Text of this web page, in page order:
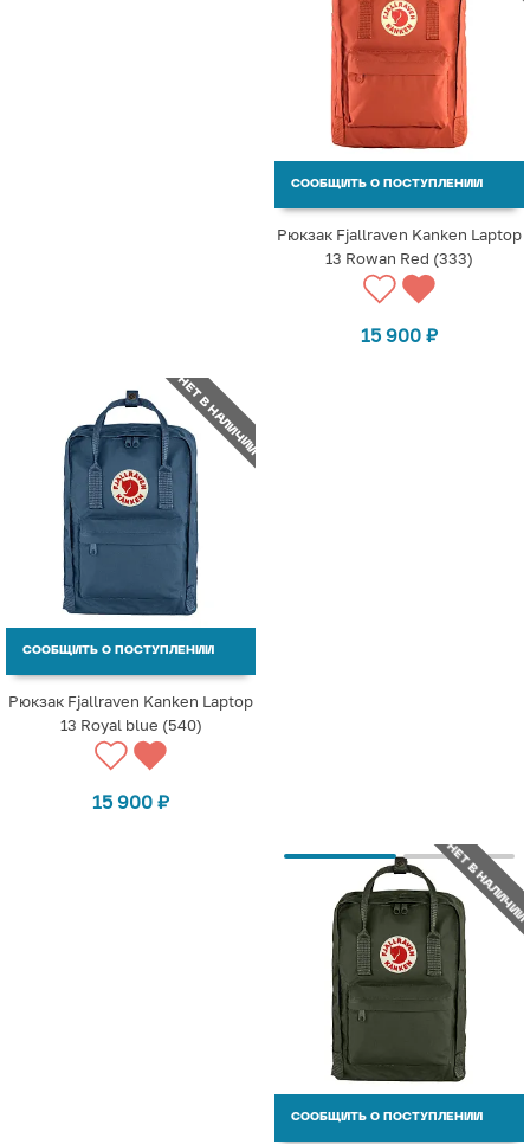
СООБЩИТЬ О ПОСТУПЛЕНИИ
Рюкзак Fjallraven Kanken Laptop
13 Rowan Red (333)
15 900 ₽
НЕТ В НАЛИЧИИ
СООБЩИТЬ О ПОСТУПЛЕНИИ
Рюкзак Fjallraven Kanken Laptop
13 Royal blue (540)
15 900 ₽
НЕТ В НАЛИЧИИ
СООБЩИТЬ О ПОСТУПЛЕНИИ